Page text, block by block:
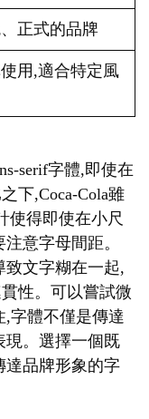
正式的品牌
用,適合特定風
serif字體,即使在
下,Coca-Cola雖
使得即使在小尺
意字母間距。
致文字糊在一起,
性。可以嘗試微
,字體不僅是傳達
現。選擇一個既
達品牌形象的字